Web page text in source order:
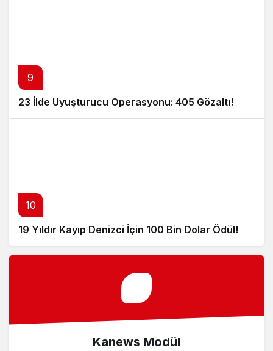
9
23 İlde Uyuşturucu Operasyonu: 405 Gözaltı!
10
19 Yıldır Kayıp Denizci İçin 100 Bin Dolar Ödül!
Kanews Modül